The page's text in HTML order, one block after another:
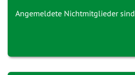
Angemeldete Nichtmitglieder